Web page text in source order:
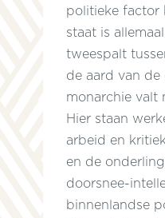
politieke factor
staat is
tweespalt
de aard van
monarchie valt
Hier staan
arbeid en
en de
doorsnee-
binnenlandse